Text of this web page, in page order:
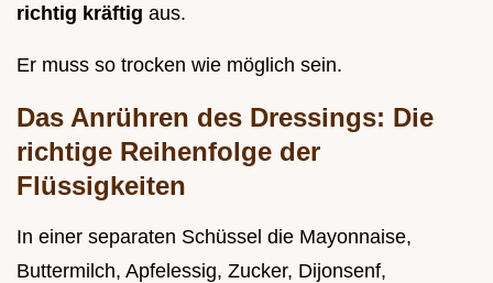
richtig kräftig aus.
Er muss so trocken wie möglich sein.
Das Anrühren des Dressings: Die
richtige Reihenfolge der
Flüssigkeiten
In einer separaten Schüssel die Mayonnaise,
Buttermilch, Apfelessig, Zucker, Dijonsenf,